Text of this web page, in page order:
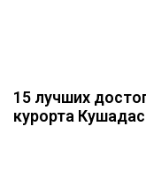
15 лучших
курорта